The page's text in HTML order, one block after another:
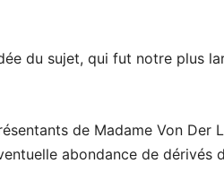
du sujet, qui fut notre plus
de Madame Von Der
abondance de dérivés